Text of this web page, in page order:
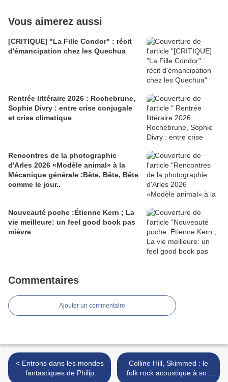
Vous aimerez aussi
[CRITIQUE] "La Fille Condor" : récit
d'émancipation chez les Quechua
Rentrée littéraire 2026 : Rochebrune,
Sophie Divry : entre crise conjugale
et crise climatique
Rencontres de la photographie
d'Arles 2026 «Modèle animal» à la
Mécanique générale :Bête, Bête, Bête
comme le jour..
Nouveauté poche :Étienne Kern ; La
vie meilleure: un feel good book pas
mièvre
Commentaires
Ajouter un commentaire
< Entrons dans les mondes
fantastiques de Philip
Colline Hill, Skimmed : le
folk rock acoustique à son